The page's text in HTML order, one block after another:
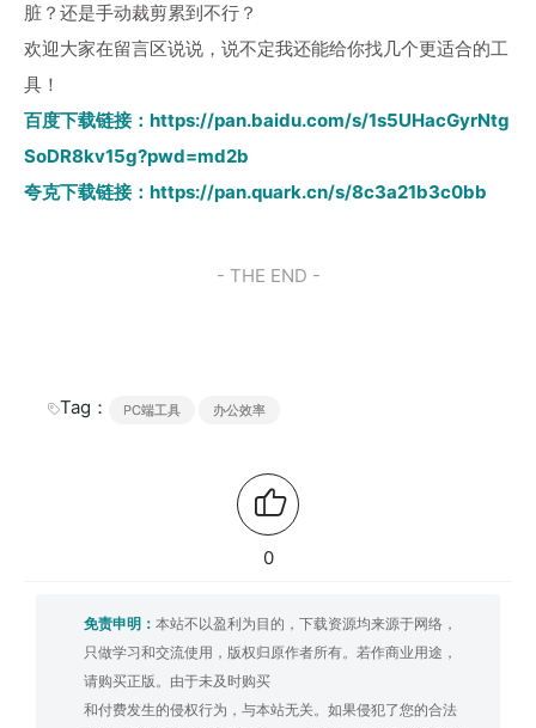
脏？还是手动裁剪累到不行？
欢迎大家在留言区说说，说不定我还能给你找几个更适合的工
具！
百度下载链接： https://pan.baidu.com/s/1s5UHacGyrNtg
SoDR8kv15g?pwd=md2b
夸克下载链接： https://pan.quark.cn/s/8c3a21b3c0bb
- THE END -
Tag： PC端工具 办公效率
0
免责申明： 本站不以盈利为目的，下载资源均来源于网络，
只做学习和交流使用，版权归原作者所有。若作商业用途，
请购买正版。由于未及时购买
和付费发生的侵权行为，与本站无关。如果侵犯了您的合法